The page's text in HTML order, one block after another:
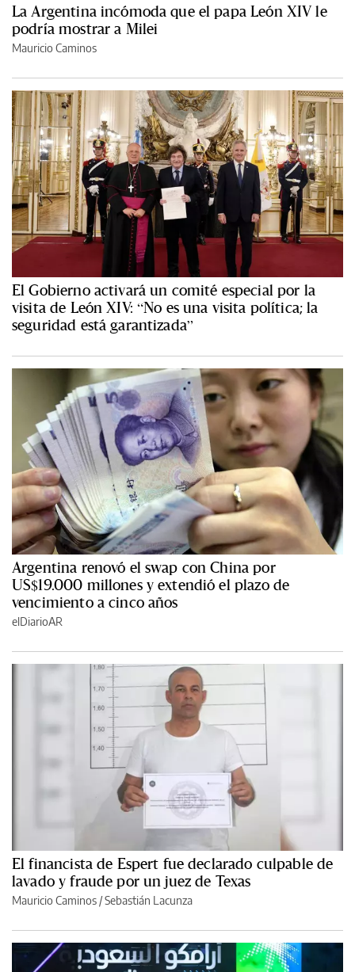
La Argentina incómoda que el papa León XIV le
podría mostrar a Milei
Mauricio Caminos
El Gobierno activará un comité especial por la
visita de León XIV: “No es una visita política; la
seguridad está garantizada”
Argentina renovó el swap con China por
US$19.000 millones y extendió el plazo de
vencimiento a cinco años
elDiarioAR
El financista de Espert fue declarado culpable de
lavado y fraude por un juez de Texas
Mauricio Caminos /Sebastián Lacunza